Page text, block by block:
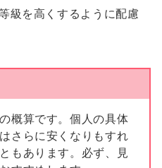
級を高くするように配慮
概算です。個人の具体
さらに安くなりもすれ
もあります。必ず、見